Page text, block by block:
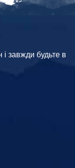
завжди будьте в